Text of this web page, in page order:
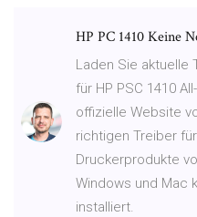
HP PC 1410 Keine
Laden Sie aktuelle
für HP PSC 1410
offizielle Website
richtigen Treiber
Druckerprodukte
Windows und Mac
installiert.